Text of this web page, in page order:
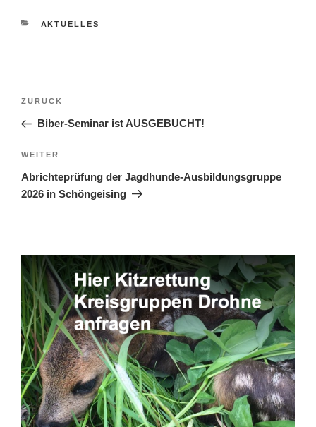
KATEGORIEN
AKTUELLES
Beitragsnavigation
Vorheriger
Beitrag
ZURÜCK
Biber-Seminar ist AUSGEBUCHT!
Nächster
Beitrag
WEITER
Abrichteprüfung der Jagdhunde-Ausbildungsgruppe
2026 in Schöngeising